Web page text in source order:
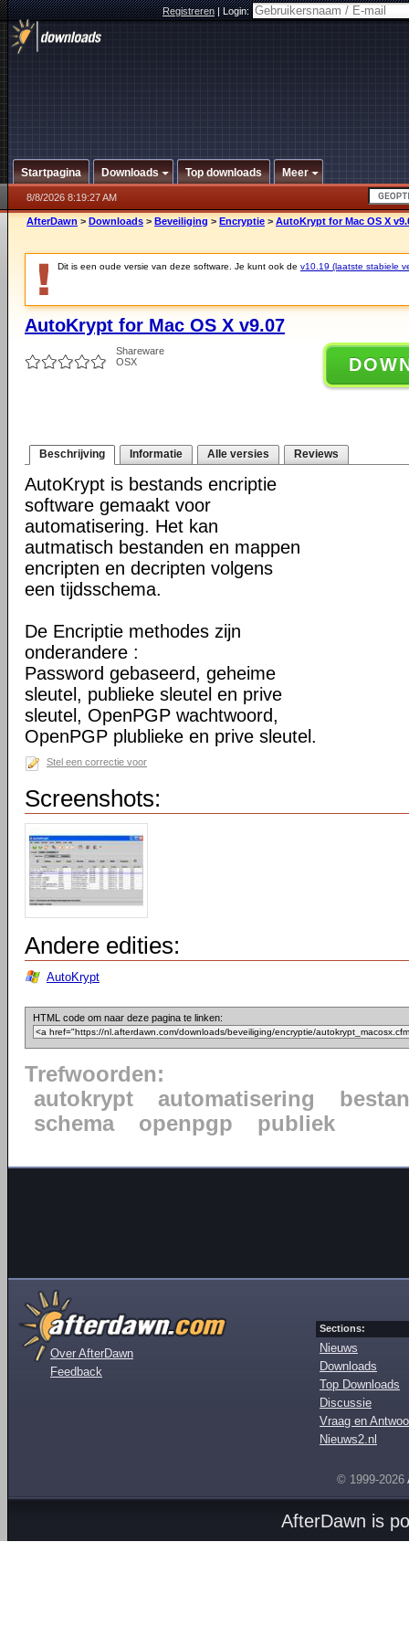
Registreren|Login:
Startpagina Downloads Top downloads Meer
8/8/2026 8:19:27 AM
AfterDawn > Downloads > Beveiliging > Encryptie > AutoKrypt for Mac OS X
Dit is een oude versie van deze software. Je kunt ook de v10.19 (laatste stabiele
AutoKrypt for Mac OS X v9.07
Shareware
OSX
Beschrijving Informatie Alle versies Reviews
AutoKrypt is bestands encriptie
software gemaakt voor
automatisering. Het kan
autmatisch bestanden en mappen
encripten en decripten volgens
een tijdsschema.
De Encriptie methodes zijn
onderandere :
Password gebaseerd, geheime
sleutel, publieke sleutel en prive
sleutel, OpenPGP wachtwoord,
OpenPGP plublieke en prive sleutel.
Stel een correctie voor
Screenshots:
Andere edities:
AutoKrypt
HTML code om naar deze pagina te linken:
Trefwoorden:
autokrypt
automatisering
schema
openpgp publiek
Over AfterDawn
Feedback
Sections:
Nieuws
Downloads
Top Downloads
Discussie
Vraag en
Nieuws2.nl
© 1999-2026
AfterDawn is